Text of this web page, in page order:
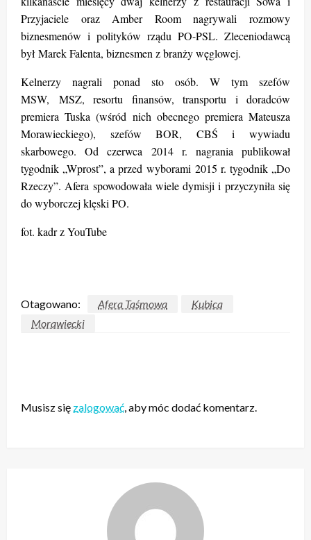
Przyjaciele oraz Amber Room nagrywali rozmowy
biznesmenów i polityków rządu PO-PSL. Zleceniodawcą
był Marek Falenta, biznesmen z branży węglowej.
Kelnerzy nagrali ponad sto osób. W tym szefów
MSW, MSZ, resortu finansów, transportu i doradców
premiera Tuska (wśród nich obecnego premiera Mateusza
Morawieckiego), szefów BOR, CBŚ i wywiadu
skarbowego. Od czerwca 2014 r. nagrania publikował
tygodnik „Wprost”, a przed wyborami 2015 r. tygodnik „Do
Rzeczy”. Afera spowodowała wiele dymisji i przyczyniła się
do wyborczej klęski PO.
fot. kadr z YouTube
Otagowano: Afera Taśmowa
Kubica
Morawiecki
Musisz się zalogować, aby móc dodać komentarz.